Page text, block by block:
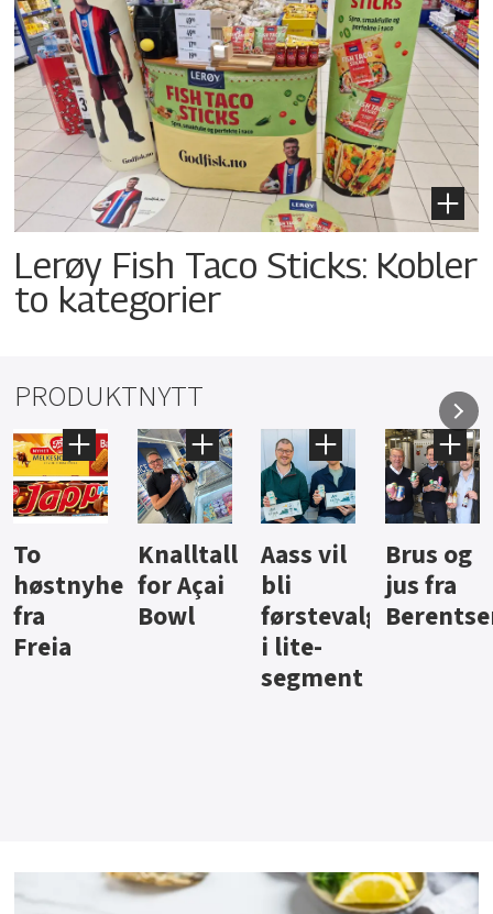
Lerøy Fish Taco Sticks: Kobler
to kategorier
PRODUKTNYTT
Knalltall
for Açai
Bowl
Aass vil
bli
førstevalg
Brus og
jus fra
Berentsen
Hard
iste fra
Hansa